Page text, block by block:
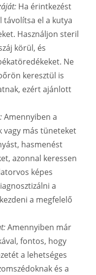
Ha érintkezést
távolítsa el a kutya
Használjon steril
körül, és
Ne
keresztül is
ezért ajánlott
Amennyiben a
vagy más tüneteket
hasmenést
azonnal keressen
képes
a
a megfelelő
Amennyiben már
fontos, hogy
a lehetséges
és a